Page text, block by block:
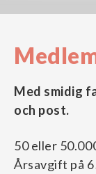
Med smidig
och post.
50 eller
Årsavgift på